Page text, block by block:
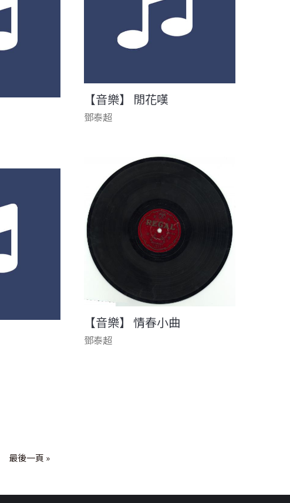
【音樂】 閒花嘆
鄧泰超
【音樂】 情春小曲
鄧泰超
最後一頁 »